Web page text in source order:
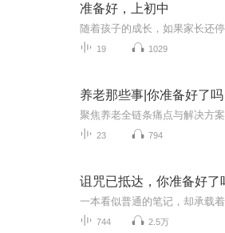
准备好，上初中
19 1029
23 794
744 2.5万